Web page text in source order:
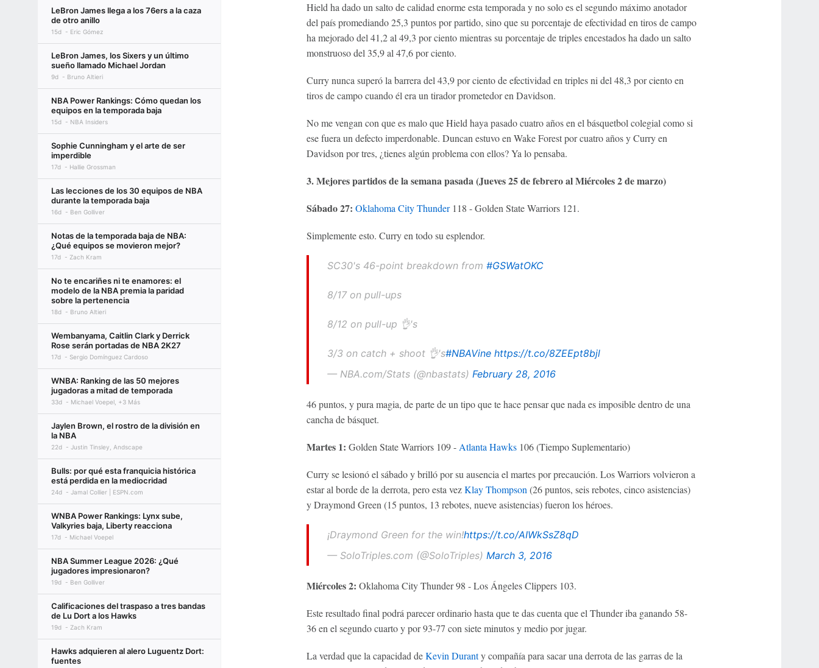
LeBron James llega a los 76ers a la caza
de otro anillo
15d Eric Gómez
LeBron James, los Sixers y un último
sueño llamado Michael Jordan
9d Bruno Altieri
NBA Power Rankings: Cómo quedan los
equipos en la temporada baja
15d NBA Insiders
Sophie Cunningham y el arte de ser
imperdible
17d Hallie Grossman
Las lecciones de los 30 equipos de NBA
durante la temporada baja
16d Ben Golliver
Notas de la temporada baja de NBA:
¿Qué equipos se movieron mejor?
17d Zach Kram
No te encariñes ni te enamores: el
modelo de la NBA premia la paridad
sobre la pertenencia
18d Bruno Altieri
Wembanyama, Caitlin Clark y Derrick
Rose serán portadas de NBA 2K27
17d Sergio Domínguez Cardoso
WNBA: Ranking de las 50 mejores
jugadoras a mitad de temporada
33d Michael Voepel, +3 Más
Jaylen Brown, el rostro de la división en
la NBA
22d Justin Tinsley, Andscape
Bulls: por qué esta franquicia histórica
está perdida en la mediocridad
24d Jamal Collier | ESPN.com
WNBA Power Rankings: Lynx sube,
Valkyries baja, Liberty reacciona
17d Michael Voepel
NBA Summer League 2026: ¿Qué
jugadores impresionaron?
19d Ben Golliver
Calificaciones del traspaso a tres bandas
de Lu Dort a los Hawks
19d Zach Kram
Hawks adquieren al alero Luguentz Dort:
fuentes
Hield ha dado un salto de calidad enorme esta temporada y no solo es el segundo máximo anotador
del país promediando 25,3 puntos por partido, sino que su porcentaje de efectividad en tiros de campo
ha mejorado del 41,2 al 49,3 por ciento mientras su porcentaje de triples encestados ha dado un salto
monstruoso del 35,9 al 47,6 por ciento.
Curry nunca superó la barrera del 43,9 por ciento de efectividad en triples ni del 48,3 por ciento en
tiros de campo cuando él era un tirador prometedor en Davidson.
No me vengan con que es malo que Hield haya pasado cuatro años en el básquetbol colegial como si
ese fuera un defecto imperdonable. Duncan estuvo en Wake Forest por cuatro años y Curry en
Davidson por tres, ¿tienes algún problema con ellos? Ya lo pensaba.
3. Mejores partidos de la semana pasada (Jueves 25 de febrero al Miércoles 2 de marzo)
Sábado 27: Oklahoma City Thunder118 - Golden State Warriors 121.
Simplemente esto. Curry en todo su esplendor.
SC30's 46-point breakdown from #GSWatOKC
8/17 on pull-ups
8/12 on pull-up 👌's
3/3 on catch + shoot 👌's#NBAVine https://t.co/8ZEEpt8bjl
— NBA.com/Stats (@nbastats) February 28, 2016
46 puntos, y pura magia, de parte de un tipo que te hace pensar que nada es imposible dentro de una
cancha de básquet.
Martes 1: Golden State Warriors 109 - Atlanta Hawks106 (Tiempo Suplementario)
Curry se lesionó el sábado y brilló por su ausencia el martes por precaución. Los Warriors volvieron a
estar al borde de la derrota, pero esta vezKlay Thompson (26 puntos, seis rebotes, cinco asistencias)
y Draymond Green (15 puntos, 13 rebotes, nueve asistencias) fueron los héroes.
¡Draymond Green for the win!https://t.co/AIWkSsZ8qD
— SoloTriples.com (@SoloTriples) March 3, 2016
Miércoles 2: Oklahoma City Thunder 98 - Los Ángeles Clippers 103.
Este resultado final podrá parecer ordinario hasta que te das cuenta que el Thunder iba ganando 58-
36 en el segundo cuarto y por 93-77 con siete minutos y medio por jugar.
La verdad que la capacidad deKevin Duranty compañía para sacar una derrota de las garras de la